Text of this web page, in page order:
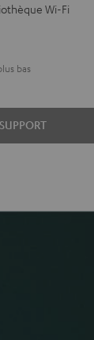
Wi-Fi
bas
SUPPORT